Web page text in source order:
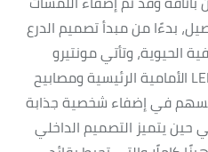
بدءًا من مبدأ تصميم الدرع
الحيوية، وتأتي مونتيرو
سبورت بمصابيح "إل إي دي" LED الأمامية الرئيسية ومصابيح
تسهم في إضفاء شخصية جذابة
حين يتميز التصميم الداخلي